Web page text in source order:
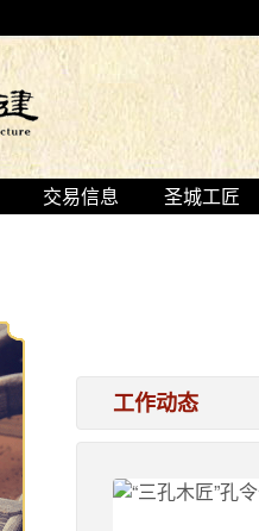
交易信息 圣城工匠
工作动态